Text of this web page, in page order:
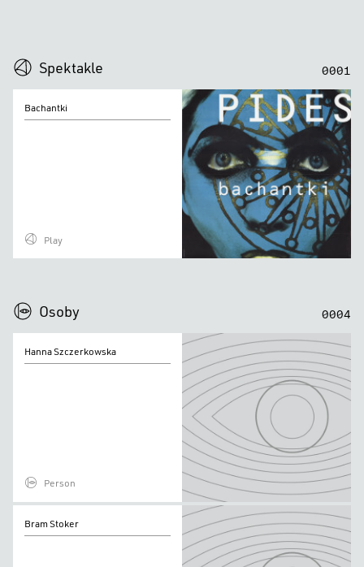
Spektakle
0001
Bachantki
Play
Osoby
0004
Szczerkowska
Hanna Szczerkowska
Person
Stoker
Bram Stoker